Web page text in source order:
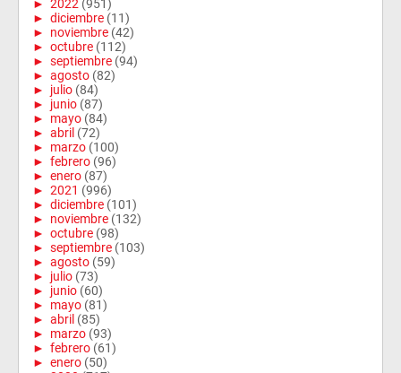
► 2022 (951)
► diciembre (11)
► noviembre (42)
► octubre (112)
► septiembre (94)
► agosto (82)
► julio (84)
► junio (87)
► mayo (84)
► abril (72)
► marzo (100)
► febrero (96)
► enero (87)
► 2021 (996)
► diciembre (101)
► noviembre (132)
► octubre (98)
► septiembre (103)
► agosto (59)
► julio (73)
► junio (60)
► mayo (81)
► abril (85)
► marzo (93)
► febrero (61)
► enero (50)